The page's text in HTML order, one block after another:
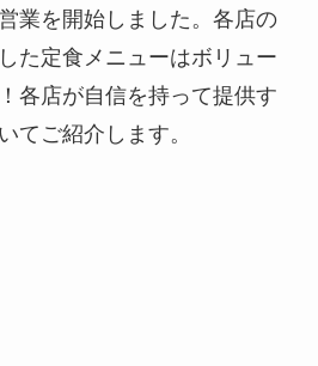
業を開始しました。各店の
た定食メニューはボリュー
各店が自信を持って提供す
てご紹介します。